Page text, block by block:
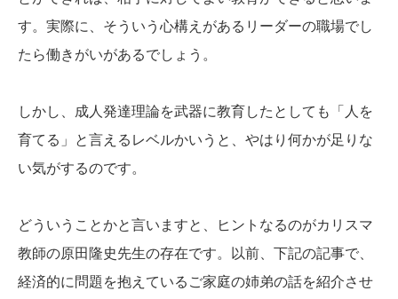
す。実際に、そういう心構えがあるリーダーの職場でし
たら働きがいがあるでしょう。
しかし、成人発達理論を武器に教育したとしても「人を
育てる」と言えるレベルかいうと、やはり何かが足りな
い気がするのです。
どういうことかと言いますと、ヒントなるのがカリスマ
教師の原田隆史先生の存在です。以前、下記の記事で、
経済的に問題を抱えているご家庭の姉弟の話を紹介させ